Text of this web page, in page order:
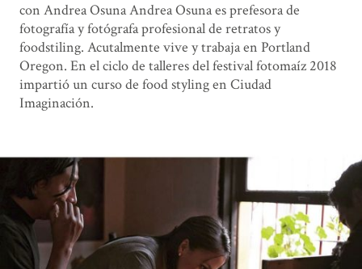
con Andrea Osuna Andrea Osuna es prefesora de
fotografía y fotógrafa profesional de retratos y
foodstiling. Acutalmente vive y trabaja en Portland
Oregon. En el ciclo de talleres del festival fotomaíz 2018
impartió un curso de food styling en Ciudad
Imaginación.